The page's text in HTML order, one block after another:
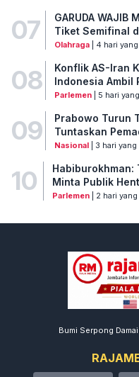
07
GARUDA WAJIB
Tiket Semifinal
Olahraga| 4 hari yang
08
Konflik AS-Iran
Indonesia Ambil
Parlemen| 5 hari
09
Prabowo Turun
Tuntaskan
Nasional| 3 hari yang
10
Habiburokhman:
Minta Publik
Parlemen| 2 hari yang
Bumi Serpong